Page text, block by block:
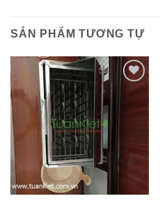
SẢN PHẨM TƯƠNG TỰ
Add to